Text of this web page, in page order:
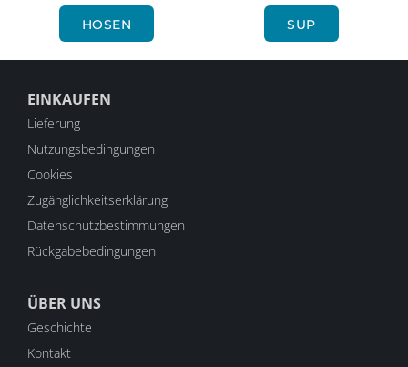
HOSEN SUP
EINKAUFEN
Lieferung
Nutzungsbedingungen
Cookies
Zugänglichkeitserklärung
Datenschutzbestimmungen
Rückgabebedingungen
ÜBER UNS
Geschichte
Kontakt